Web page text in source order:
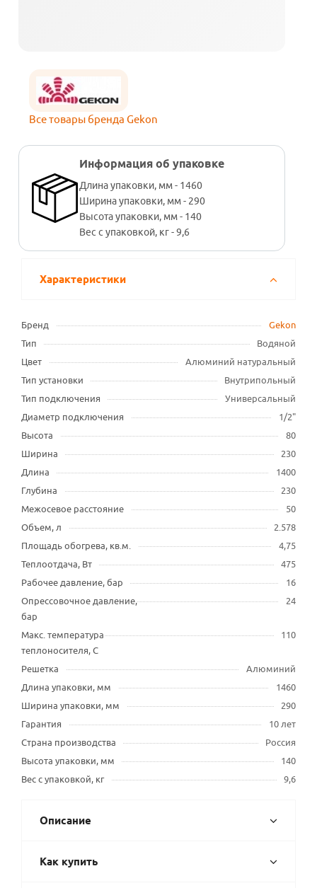
Все товары бренда Gekon
Информация об упаковке
Длина упаковки, мм - 1460
Ширина упаковки, мм - 290
Высота упаковки, мм - 140
Вес с упаковкой, кг - 9,6
Характеристики
Бренд
Gekon
Тип
Водяной
Цвет
Алюминий натуральный
Тип установки
Внутрипольный
Тип подключения
Универсальный
Диаметр подключения
1/2"
Высота
80
Ширина
230
Длина
1400
Глубина
230
Межосевое расстояние
50
Объем, л
2.578
Площадь обогрева, кв.м.
4,75
Теплоотдача, Вт
475
Рабочее давление, бар
16
Опрессовочное давление,
бар
24
Макс. температура
теплоносителя, С
110
Решетка
Алюминий
Длина упаковки, мм
1460
Ширина упаковки, мм
290
Гарантия
10 лет
Страна производства
Россия
Высота упаковки, мм
140
Вес с упаковкой, кг
9,6
Описание
Как купить